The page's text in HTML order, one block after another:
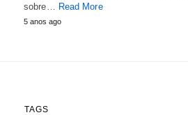
sobre… Read More
5 anos ago
TAGS